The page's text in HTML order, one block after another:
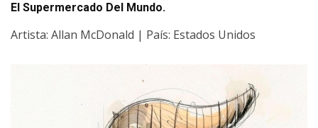
El Supermercado Del Mundo.
Artista: Allan McDonald | País: Estados Unidos